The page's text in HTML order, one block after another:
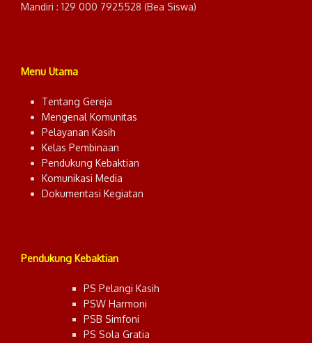
Mandiri : 129 000 7925528 (Bea Siswa)
Menu Utama
Tentang Gereja
Mengenal Komunitas
Pelayanan Kasih
Kelas Pembinaan
Pendukung Kebaktian
Komunikasi Media
Dokumentasi Kegiatan
Pendukung Kebaktian
PS Pelangi Kasih
PSW Harmoni
PSB Simfoni
PS Sola Gratia